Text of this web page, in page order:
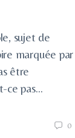
sujet de
marquée par
être
ce pas…
0